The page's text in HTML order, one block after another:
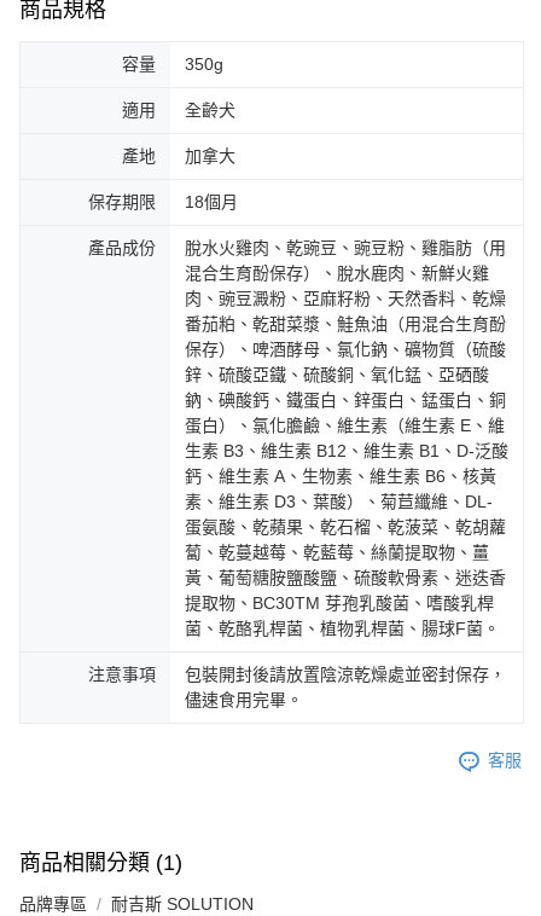
商品規格
容量 350g
適用 全齡犬
產地 加拿大
保存期限 18個月
產品成份
脫水火雞肉、乾豌豆、豌豆粉、雞脂肪（用
混合生育酚保存）、脫水鹿肉、新鮮火雞
肉、豌豆澱粉、亞麻籽粉、天然香料、乾燥
番茄粕、乾甜菜漿、鮭魚油（用混合生育酚
保存）、啤酒酵母、氯化鈉、礦物質（硫酸
鋅、硫酸亞鐵、硫酸銅、氧化錳、亞硒酸
鈉、碘酸鈣、鐵蛋白、鋅蛋白、錳蛋白、銅
蛋白）、氯化膽鹼、維生素（維生素 E、維
生素 B3、維生素 B12、維生素 B1、D-泛酸
鈣、維生素 A、生物素、維生素 B6、核黃
素、維生素 D3、葉酸）、菊苣纖維、DL-
蛋氨酸、乾蘋果、乾石榴、乾菠菜、乾胡蘿
蔔、乾蔓越莓、乾藍莓、絲蘭提取物、薑
黃、葡萄糖胺鹽酸鹽、硫酸軟骨素、迷迭香
提取物、BC30TM 芽孢乳酸菌、嗜酸乳桿
菌、乾酪乳桿菌、植物乳桿菌、腸球F菌。
注意事項
包裝開封後請放置陰涼乾燥處並密封保存，
儘速食用完畢。
客服
商品相關分類 (1)
品牌專區 耐吉斯 SOLUTION